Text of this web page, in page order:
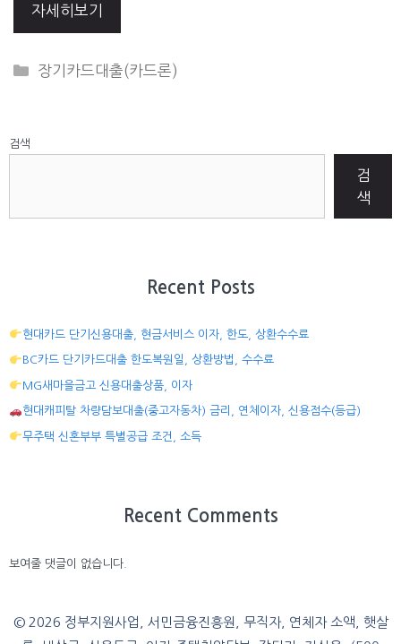
자세히보기
CATEGORIES
장기카드대출(카드론)
검색
검
색
Recent Posts
현대카드 단기신용대출, 현금서비스 이자, 한도, 상환수수료
BC카드 단기카드대출 한도복원일, 상환방법, 수수료
MG새마을금고 신용대출상품, 이자
현대캐피탈 차량담보대출(중고자동차) 금리, 연체이자, 신용점수(등급)
무주택 신혼부부 특별공급 조건, 소득
Recent Comments
보여줄 댓글이 없습니다.
© 2026 정부지원사업, 서민금융진흥원, 무직자, 연체자 소액, 햇살